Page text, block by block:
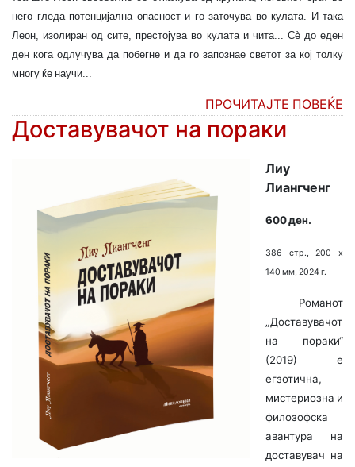
него гледа потенцијална опасност и го заточува во кулата. И така
Леон, изолиран од сите, престојува во кулата и чита... Сè до еден
ден кога одлучува да побегне и да го запознае светот за кој толку
многу ќе научи...
ПРОЧИТАЈТЕ ПОВЕЌЕ
Доставувачот на пораки
Лиу
Лиангченг
600 ден.
386 стр., 200 х
140 мм, 2024 г.
Романот
„Доставувачот
на пораки“
(2019) е
егзотична,
мистериозна и
филозофска
авантура на
доставувач на